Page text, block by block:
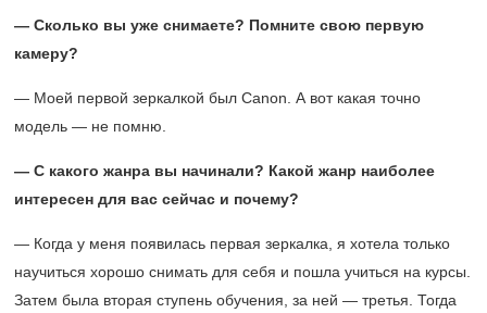
— Сколько вы уже снимаете? Помните свою первую
камеру?
— Моей первой зеркалкой был Canon. А вот какая точно
модель — не помню.
— С какого жанра вы начинали? Какой жанр наиболее
интересен для вас сейчас и почему?
— Когда у меня появилась первая зеркалка, я хотела только
научиться хорошо снимать для себя и пошла учиться на курсы.
Затем была вторая ступень обучения, за ней — третья. Тогда